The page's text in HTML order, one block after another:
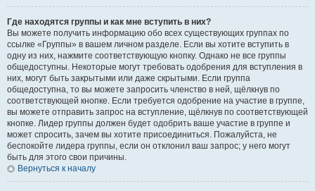
Где находятся группы и как мне вступить в них?
Вы можете получить информацию обо всех существующих группах по
ссылке «Группы» в вашем личном разделе. Если вы хотите вступить в
одну из них, нажмите соответствующую кнопку. Однако не все группы
общедоступны. Некоторые могут требовать одобрения для вступления в
них, могут быть закрытыми или даже скрытыми. Если группа
общедоступна, то вы можете запросить членство в ней, щёлкнув по
соответствующей кнопке. Если требуется одобрение на участие в группе,
вы можете отправить запрос на вступление, щёлкнув по соответствующей
кнопке. Лидер группы должен будет одобрить ваше участие в группе и
может спросить, зачем вы хотите присоединиться. Пожалуйста, не
беспокойте лидера группы, если он отклонил ваш запрос; у него могут
быть для этого свои причины.
Вернуться к началу